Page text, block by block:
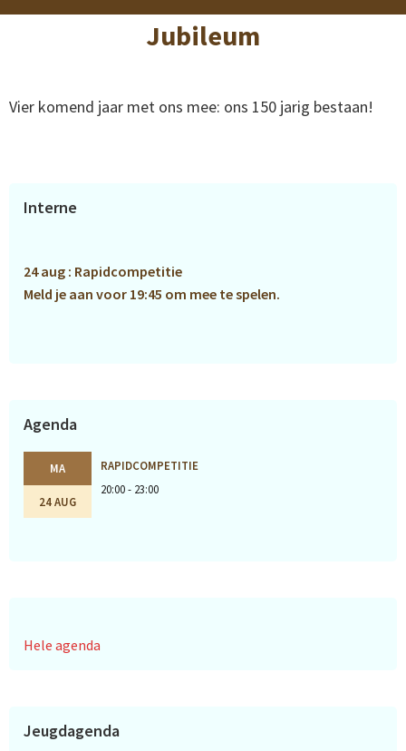
Jubileum
Vier komend jaar met ons mee: ons 150 jarig bestaan!
Primaire
Interne
24 aug : Rapidcompetitie
Meld je aan voor 19:45 om mee te spelen.
Agenda
MA
24 AUG
RAPIDCOMPETITIE
20:00 - 23:00
Hele agenda
Jeugdagenda